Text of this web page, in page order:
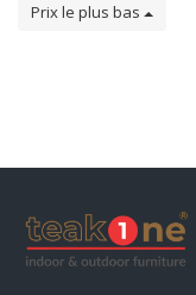
Prix le plus bas